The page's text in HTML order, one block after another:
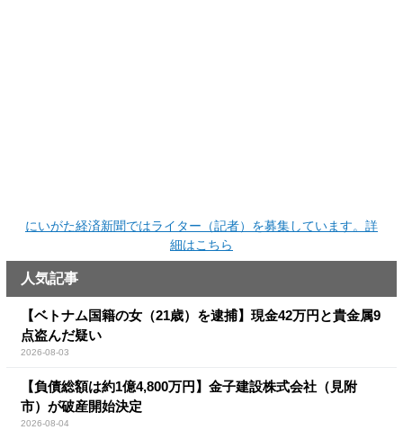
にいがた経済新聞ではライター（記者）を募集しています。詳
細はこちら
人気記事
【ベトナム国籍の女（21歳）を逮捕】現金42万円と貴金属9
点盗んだ疑い
2026-08-03
【負債総額は約1億4,800万円】金子建設株式会社（見附
市）が破産開始決定
2026-08-04